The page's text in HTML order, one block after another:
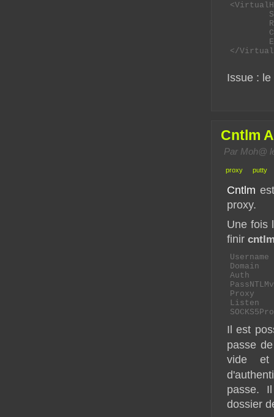
</
Issue :
Cntlm
Par Moh@
proxy putty
Cntlm
proxy.
Une fois
finir
Username	identifiant_AD
Domain		nom_domaine
Auth		mode_auth
PassNTLMv2
Proxy		ip_proxy:port_proxy
Listen		3128
Il est
passe
vide
passe.
dossier